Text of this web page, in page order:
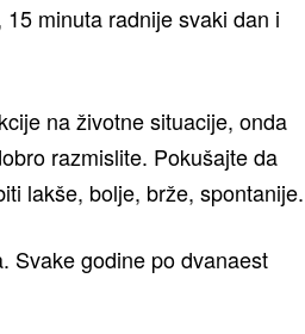
minuta radnije svaki dan i
na životne situacije, onda
razmislite. Pokušajte da
lakše, bolje, brže, spontanije.
Svake godine po dvanaest